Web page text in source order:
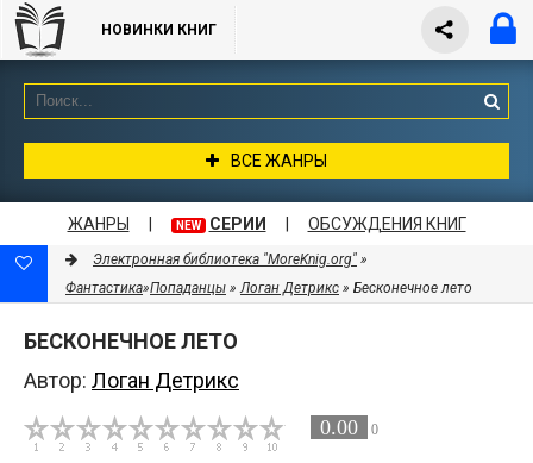
НОВИНКИ КНИГ
ВСЕ ЖАНРЫ
ЖАНРЫ NEW СЕРИИ ОБСУЖДЕНИЯ КНИГ
Электронная библиотека "MoreKnig.org" »
Фантастика»Попаданцы »Логан Детрикс » Бесконечное лето
БЕСКОНЕЧНОЕ ЛЕТО
Автор: Логан Детрикс
0.00 0